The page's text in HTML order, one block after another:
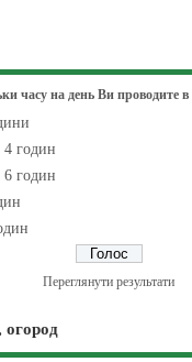
часу на день Ви проводите в
4 годин
6 годин
Переглянути результати
огород